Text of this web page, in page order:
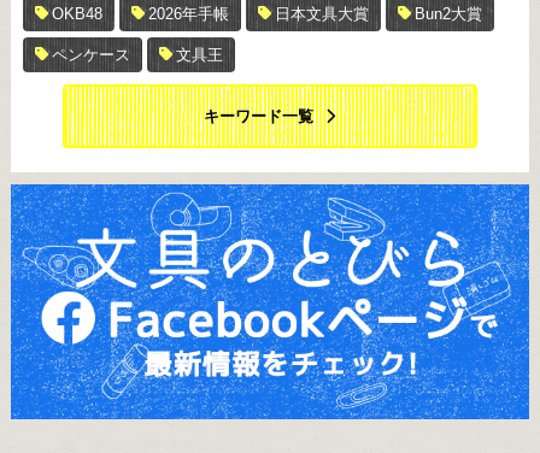
OKB48 2026年手帳 日本文具大賞 Bun2大賞
ペンケース 文具王
キーワード一覧